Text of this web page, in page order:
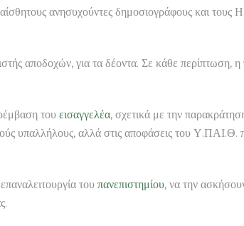
ανησυχούντες δημοσιογράφους και τους
αποδοχών, για τα δέοντα. Σε κάθε περίπτωση,
του εισαγγελέα, σχετικά με την
υπαλλήλους, αλλά στις αποφάσεις του Υ.ΠΑΙ.Θ.
του πανεπιστημίου, να την